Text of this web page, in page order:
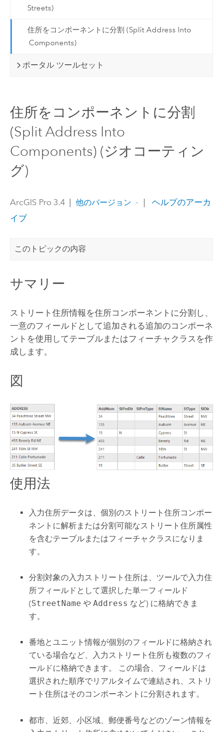
Streets)
住所をコンポーネントに分割 (Split Address Into
Components)
ポータル ツールセット
住所をコンポーネントに分割
(Split Address Into
Components) (ジオコーティン
グ)
ArcGIS Pro 3.4 | 他のバージョン |
ヘルプのアーカ
イブ
このトピックの内容
サマリー
ストリート住所情報を住所コンポーネントに分割し、
一意のフィールドとして追加される追加のコンポーネ
ントを使用してテーブルまたはフィーチャクラスを作
成します。
図
使用法
入力住所データは、個別のストリート住所コンポー
ネントに解析または分割可能なストリート住所属性
を含むテーブルまたはフィーチャクラスになりま
す。
分割対象の入力ストリート住所は、ツールで入力住
所フィールドとして選択した単一フィールド
(StreetName やAddress など) に格納できま
す。
番地とユニット情報が個別のフィールドに格納され
ている場合など、入力ストリート住所も複数のフィ
ールドに格納できます。 この場合、フィールドは
選択された順序でリアルタイムで連結され、ストリ
ート住所はそのコンポーネントに分割されます。
都市、近郊、小区域、郵便番号などのゾーン情報を